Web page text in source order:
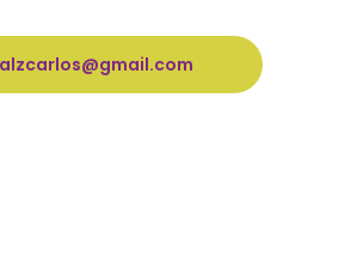
alzcarlos@gmail.com